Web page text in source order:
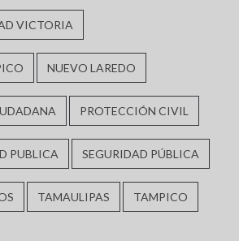
VICTORIA
NUEVO LAREDO
PROTECCIÓN CIVIL
PUBLICA SEGURIDAD PÚBLICA
TAMAULIPAS TAMPICO